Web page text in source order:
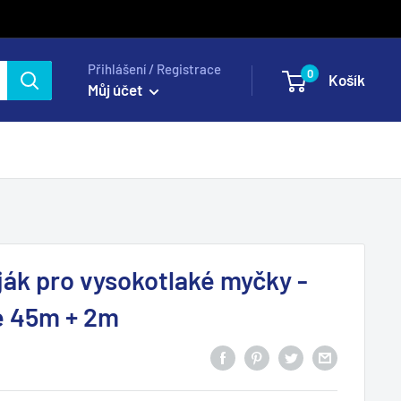
Přihlášení / Registrace
Můj účet
0 Košík
pro vysokotlaké myčky -
45m + 2m